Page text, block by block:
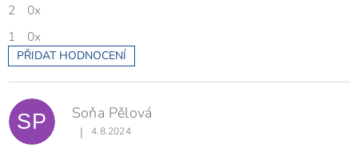
2
0x
1
0x
PŘIDAT HODNOCENÍ
V
ý
p
i
sSP Soňa Pělová
Hodnocení produktu je 5 z 5 hvězdiček.
| 4.8.2024